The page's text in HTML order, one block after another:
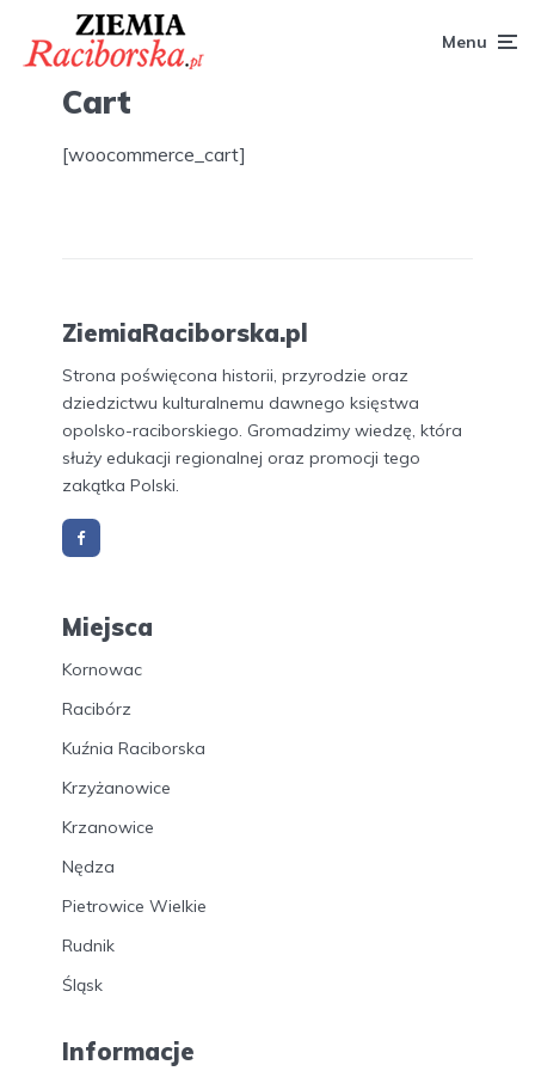
Menu
Cart
[woocommerce_cart]
ZiemiaRaciborska.pl
Strona poświęcona historii, przyrodzie oraz
dziedzictwu kulturalnemu dawnego księstwa
opolsko-raciborskiego. Gromadzimy wiedzę, która
służy edukacji regionalnej oraz promocji tego
zakątka Polski.
Miejsca
Kornowac
Racibórz
Kuźnia Raciborska
Krzyżanowice
Krzanowice
Nędza
Pietrowice Wielkie
Rudnik
Śląsk
Informacje